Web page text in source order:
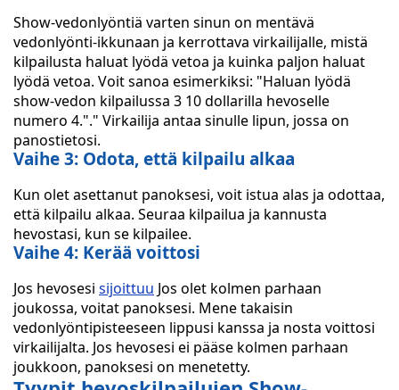
Show-vedonlyöntiä varten sinun on mentävä
vedonlyönti-ikkunaan ja kerrottava virkailijalle, mistä
kilpailusta haluat lyödä vetoa ja kuinka paljon haluat
lyödä vetoa. Voit sanoa esimerkiksi: "Haluan lyödä
show-vedon kilpailussa 3 10 dollarilla hevoselle
numero 4."." Virkailija antaa sinulle lipun, jossa on
panostietosi.
Vaihe 3: Odota, että kilpailu alkaa
Kun olet asettanut panoksesi, voit istua alas ja odottaa,
että kilpailu alkaa. Seuraa kilpailua ja kannusta
hevostasi, kun se kilpailee.
Vaihe 4: Kerää voittosi
Jos hevosesi sijoittuu Jos olet kolmen parhaan
joukossa, voitat panoksesi. Mene takaisin
vedonlyöntipisteeseen lippusi kanssa ja nosta voittosi
virkailijalta. Jos hevosesi ei pääse kolmen parhaan
joukkoon, panoksesi on menetetty.